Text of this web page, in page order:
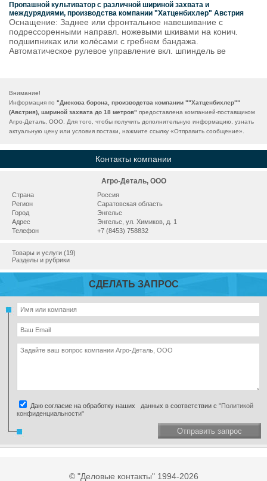
Пропашной культиватор с различной шириной захвата и
междурядиями, производства компании "Хатценбихлер" Австрия
Оснащение: Заднее или фронтальное навешивание с
подрессоренными направл. ножевыми шкивами на конич.
подшипниках или колёсами с гребнем бандажа.
Автоматическое рулевое управление вкл. шпиндель ве
Внимание!
Информация по "Дискова борона, производства компании ""Хатценбихлер""
(Австрия), шириной захвата до 18 метров" предоставлена компанией-поставщиком
Агро-Деталь, ООО. Для того, чтобы получить дополнительную информацию, узнать
актуальную цену или условия постаки, нажмите ссылку «Отправить сообщение».
Контакты компании
Агро-Деталь, ООО
Страна
Россия
Регион
Саратовская область
Город
Энгельс
Адрес
Энгельс, ул. Химиков, д. 1
Телефон
+7 (8453) 758832
Товары и услуги (19)
Разделы и рубрики
СДЕЛАТЬ ЗАПРОС
Даю согласие на обработку наших данных в соответствии с "Политикой
конфиденциальности"
Отправить запрос
© "Деловые контакты" 1994-2026